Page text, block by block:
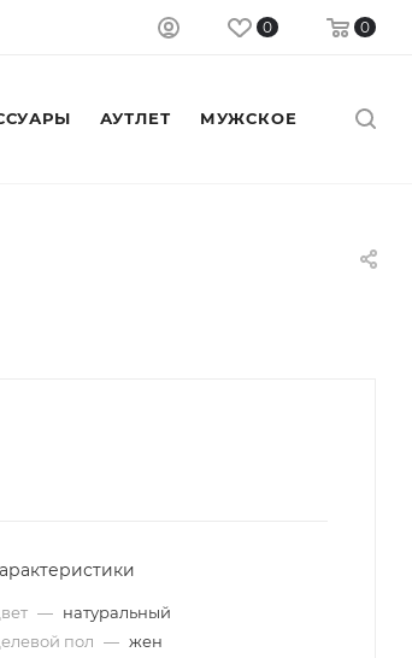
0 0
АУТЛЕТ МУЖСКОЕ
— натуральный
пол — жен